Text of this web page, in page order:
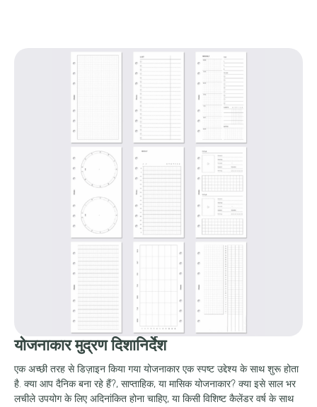
योजनाकार मुद्रण दिशानिर्देश
एक अच्छी तरह से डिज़ाइन किया गया योजनाकार एक स्पष्ट उद्देश्य के साथ शुरू होता
है. क्या आप दैनिक बना रहे हैं?, साप्ताहिक, या मासिक योजनाकार? क्या इसे साल भर
लचीले उपयोग के लिए अदिनांकित होना चाहिए, या किसी विशिष्ट कैलेंडर वर्ष के साथ